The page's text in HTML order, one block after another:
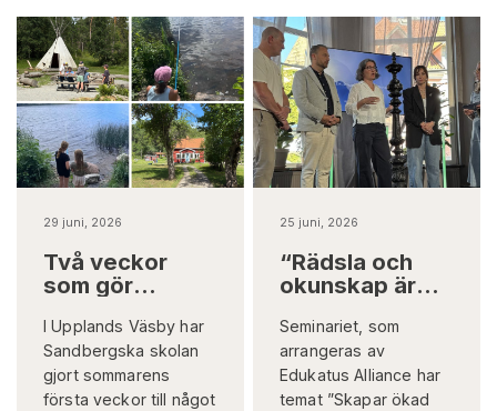
29 juni, 2026
Två veckor
som gör
riktigt
I Upplands Väsby har
Sandbergska skolan
gjort sommarens
första veckor till något
25 juni, 2026
“Rädsla och
okunskap är
grogrund för
att fatta
beslut”
Seminariet, som
arrangeras av
Edukatus Alliance har
temat ”Skapar ökad